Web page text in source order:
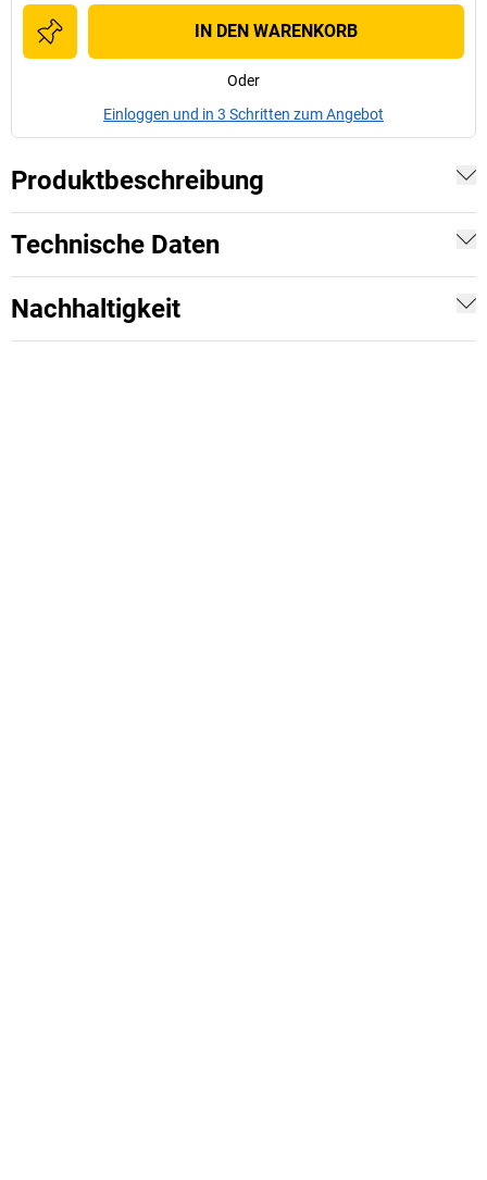
IN DEN WARENKORB
Oder
Einloggen und in 3 Schritten zum Angebot
Produktbeschreibung
Technische Daten
Nachhaltigkeit